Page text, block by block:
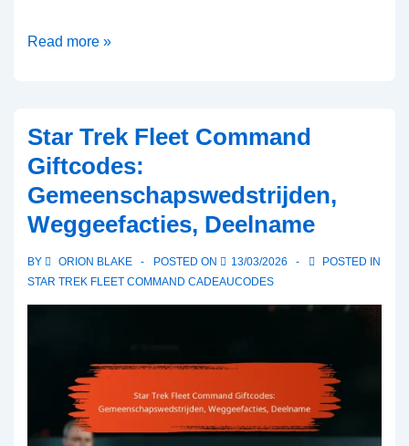
Star
Cadeaucodes:
Mobiele
app
claims,
Read more »
Star Trek Fleet Command
Giftcodes:
Gemeenschapswedstrijden,
Weggeefacties, Deelname
BY ORION BLAKE POSTED ON 13/03/2026
POSTED IN
STAR TREK FLEET COMMAND CADEAUCODES